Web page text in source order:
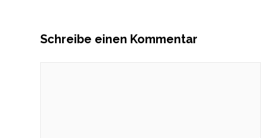
Schreibe einen Kommentar